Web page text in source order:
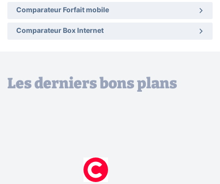
Comparateur Forfait mobile
Comparateur Box Internet
Les derniers bons plans